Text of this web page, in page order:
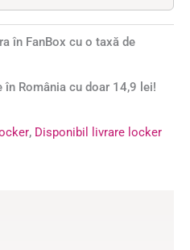
în FanBox cu o taxă de
în România cu doar 14,9 lei!
, Disponibil livrare locker